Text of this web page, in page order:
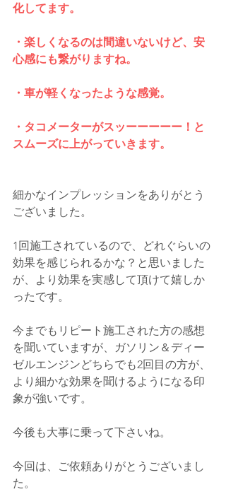
化してます。
・楽しくなるのは間違いないけど、安
心感にも繋がりますね。
・車が軽くなったような感覚。
・タコメーターがスッーーーーー！と
スムーズに上がっていきます。
細かなインプレッションをありがとう
ございました。
1回施工されているので、どれぐらいの
効果を感じられるかな？と思いました
が、より効果を実感して頂けて嬉しか
ったです。
今までもリピート施工された方の感想
を聞いていますが、ガソリン＆ディー
ゼルエンジンどちらでも2回目の方が、
より細かな効果を聞けるようになる印
象が強いです。
今後も大事に乗って下さいね。
今回は、ご依頼ありがとうございまし
た。